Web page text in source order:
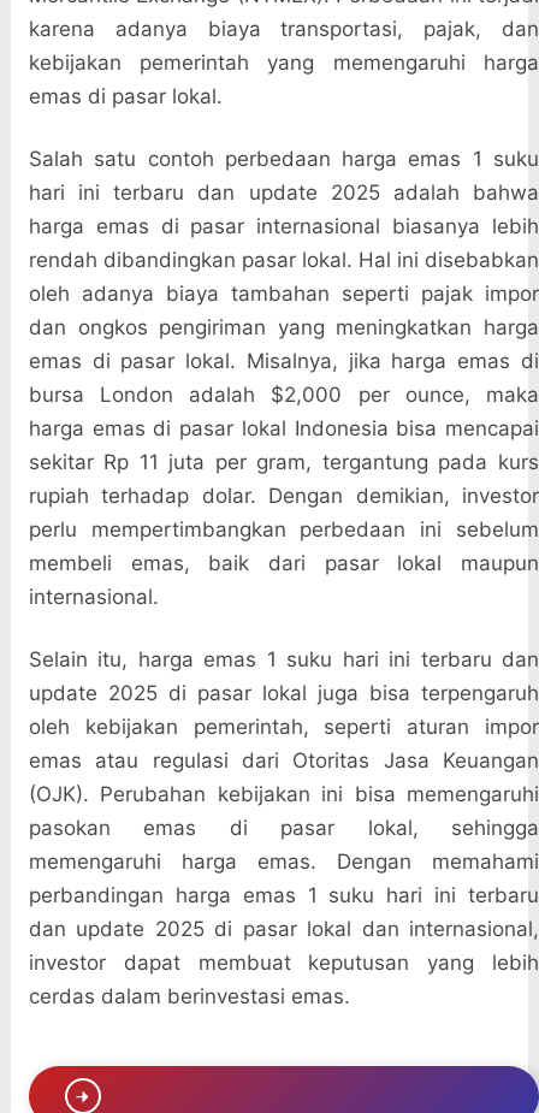
karena adanya biaya transportasi, pajak, dan
kebijakan pemerintah yang memengaruhi harga
emas di pasar lokal.
Salah satu contoh perbedaan harga emas 1 suku
hari ini terbaru dan update 2025 adalah bahwa
harga emas di pasar internasional biasanya lebih
rendah dibandingkan pasar lokal. Hal ini disebabkan
oleh adanya biaya tambahan seperti pajak impor
dan ongkos pengiriman yang meningkatkan harga
emas di pasar lokal. Misalnya, jika harga emas di
bursa London adalah $2,000 per ounce, maka
harga emas di pasar lokal Indonesia bisa mencapai
sekitar Rp 11 juta per gram, tergantung pada kurs
rupiah terhadap dolar. Dengan demikian, investor
perlu mempertimbangkan perbedaan ini sebelum
membeli emas, baik dari pasar lokal maupun
internasional.
Selain itu, harga emas 1 suku hari ini terbaru dan
update 2025 di pasar lokal juga bisa terpengaruh
oleh kebijakan pemerintah, seperti aturan impor
emas atau regulasi dari Otoritas Jasa Keuangan
(OJK). Perubahan kebijakan ini bisa memengaruhi
pasokan emas di pasar lokal, sehingga
memengaruhi harga emas. Dengan memahami
perbandingan harga emas 1 suku hari ini terbaru
dan update 2025 di pasar lokal dan internasional,
investor dapat membuat keputusan yang lebih
cerdas dalam berinvestasi emas.